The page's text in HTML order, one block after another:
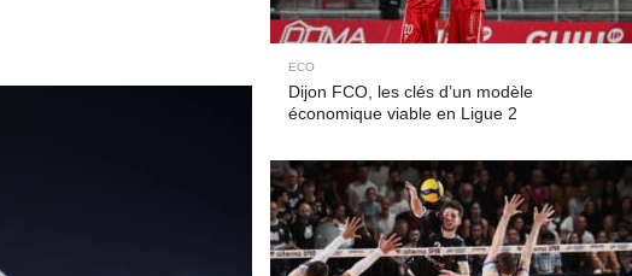
ECO
Dijon FCO, les clés d’un modèle
économique viable en Ligue 2